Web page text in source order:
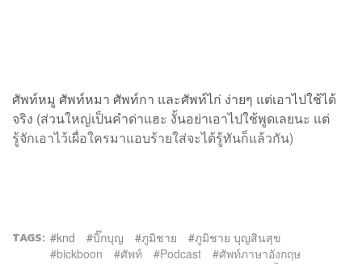
ศัพท์หมู ศัพท์หมา ศัพท์กา และศัพท์ไก่ ง่ายๆ แต่เอาไปใช้ได้
จริง (ส่วนใหญ่เป็นคำด่าแฮะ งั้นอย่าเอาไปใช้พูดเลยนะ แต่
รู้จักเอาไว้เผื่อใครมาแอบร้ายใส่จะได้รู้ทันก็แล้วกัน)
TAGS: knd บิ๊กบุญ ภูมิชาย
ภูมิชาย บุญสินสุข
bickboon
ศัพท์ Podcast
ศัพท์ภาษาอังกฤษ